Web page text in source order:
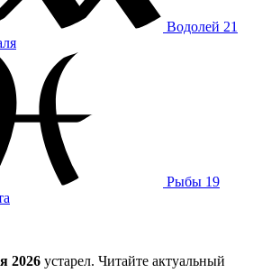
Водолей 21
Рыбы 19
2026 устарел. Читайте актуальный